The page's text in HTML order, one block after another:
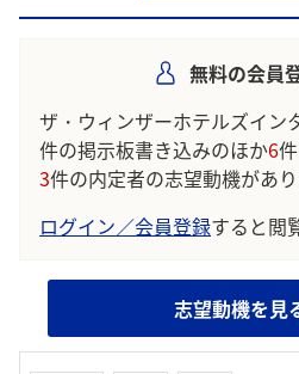
無料の会員
ザ・ウィンザーホテルズイン
件の掲示板書き込みのほか6
3件の内定者の志望動機があり
ログイン／会員登録すると閲
志望動機を見